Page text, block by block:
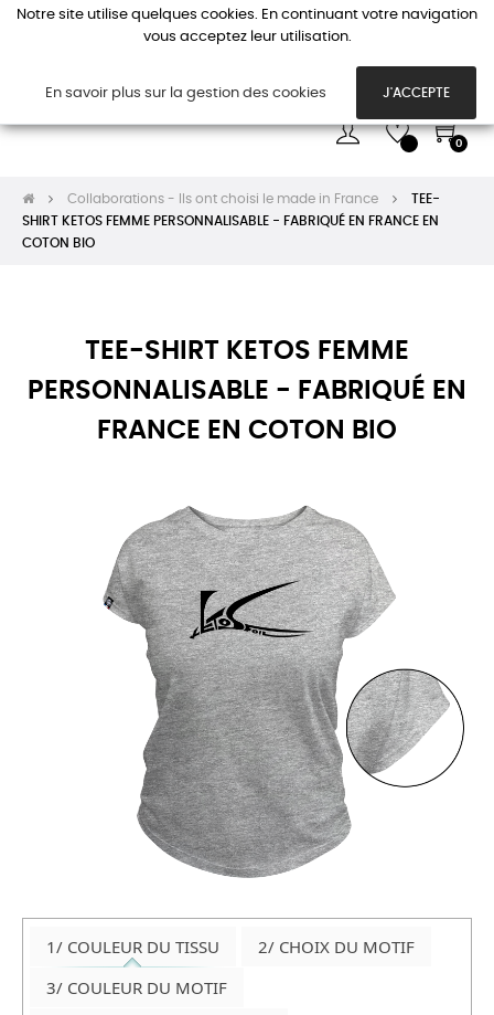
la
0
Collaborations - Ils ont choisi le made in France
TEE-
SHIRT KETOS FEMME PERSONNALISABLE - FABRIQUÉ EN FRANCE EN
COTON BIO
TEE-SHIRT KETOS FEMME
PERSONNALISABLE - FABRIQUÉ EN
FRANCE EN COTON BIO
1/ COULEUR DU TISSU
2/ CHOIX DU MOTIF
3/ COULEUR DU MOTIF
Notre site utilise quelques cookies. En continuant votre navigation
vous acceptez leur utilisation.
En savoir plus sur la gestion des cookies J'ACCEPTE